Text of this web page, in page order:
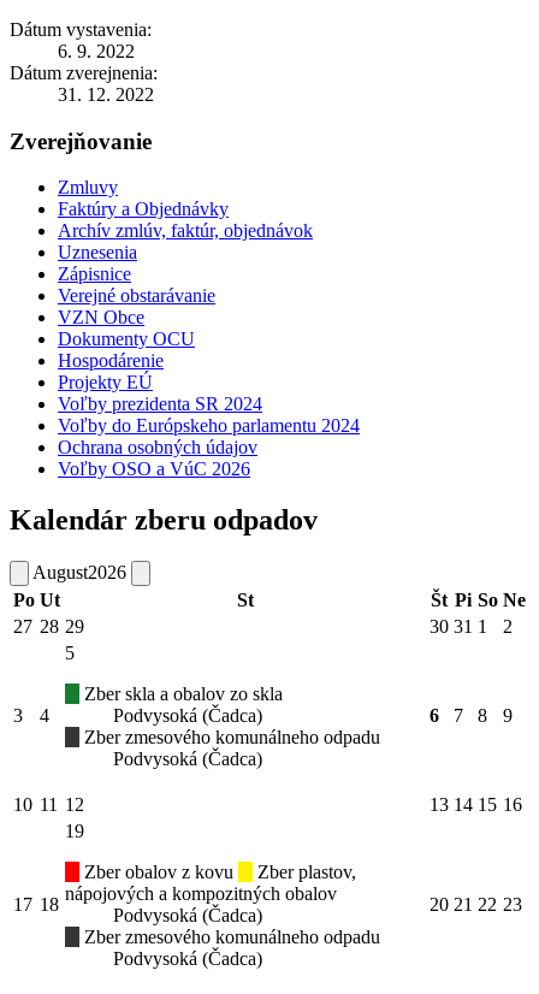
Dátum vystavenia:
6. 9. 2022
Dátum zverejnenia:
31. 12. 2022
Zverejňovanie
Zmluvy
Faktúry a Objednávky
Archív zmlúv, faktúr, objednávok
Uznesenia
Zápisnice
Verejné obstarávanie
VZN Obce
Dokumenty OCU
Hospodárenie
Projekty EÚ
Voľby prezidenta SR 2024
Voľby do Európskeho parlamentu 2024
Ochrana osobných údajov
Voľby OSO a VúC 2026
Kalendár zberu odpadov
August2026
Po Ut St Št Pi So Ne
27 28 29 30 31 1 2
3 4
5
Zber skla a obalov zo skla
Podvysoká (Čadca)
Zber zmesového komunálneho odpadu
Podvysoká (Čadca)
6 7 8 9
10 11 12 13 14 15 16
17 18
19
Zber obalov z kovu
Zber plastov,
nápojových a kompozitných obalov
Podvysoká (Čadca)
Zber zmesového komunálneho odpadu
Podvysoká (Čadca)
20 21 22 23